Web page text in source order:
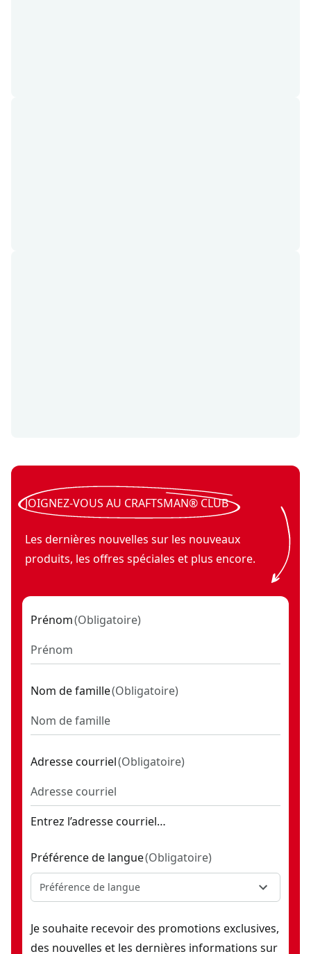
JOIGNEZ-VOUS AU CRAFTSMAN® CLUB
Les dernières nouvelles sur les nouveaux
produits, les offres spéciales et plus encore.
Prénom(Obligatoire)
Nom de famille(Obligatoire)
Adresse courriel(Obligatoire)
Entrez l’adresse courriel…
Préférence de langue(Obligatoire)
Préférence de langue
Je souhaite recevoir des promotions exclusives,
des nouvelles et les dernières informations sur